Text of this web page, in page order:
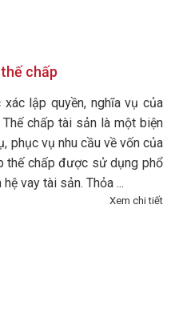
chấp
lập quyền, nghĩa vụ của
chấp tài sản là một biện
phục vụ nhu cầu về vốn của
thế chấp được sử dụng phổ
vay tài sản. Thỏa ...
Xem chi tiết